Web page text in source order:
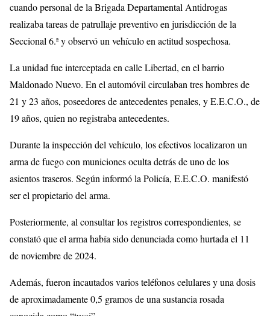
cuando personal de la Brigada Departamental Antidrogas
realizaba tareas de patrullaje preventivo en jurisdicción de la
Seccional 6.ª y observó un vehículo en actitud sospechosa.
La unidad fue interceptada en calle Libertad, en el barrio
Maldonado Nuevo. En el automóvil circulaban tres hombres de
21 y 23 años, poseedores de antecedentes penales, y E.E.C.O., de
19 años, quien no registraba antecedentes.
Durante la inspección del vehículo, los efectivos localizaron un
arma de fuego con municiones oculta detrás de uno de los
asientos traseros. Según informó la Policía, E.E.C.O. manifestó
ser el propietario del arma.
Posteriormente, al consultar los registros correspondientes, se
constató que el arma había sido denunciada como hurtada el 11
de noviembre de 2024.
Además, fueron incautados varios teléfonos celulares y una dosis
de aproximadamente 0,5 gramos de una sustancia rosada